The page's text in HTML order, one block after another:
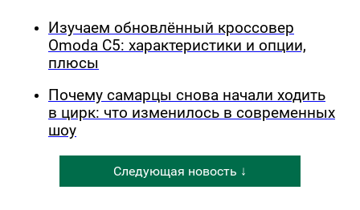
Изучаем обновлённый кроссовер
Omoda C5: характеристики и опции,
плюсы
Почему самарцы снова начали ходить
в цирк: что изменилось в современных
шоу
Следующая новость ↓